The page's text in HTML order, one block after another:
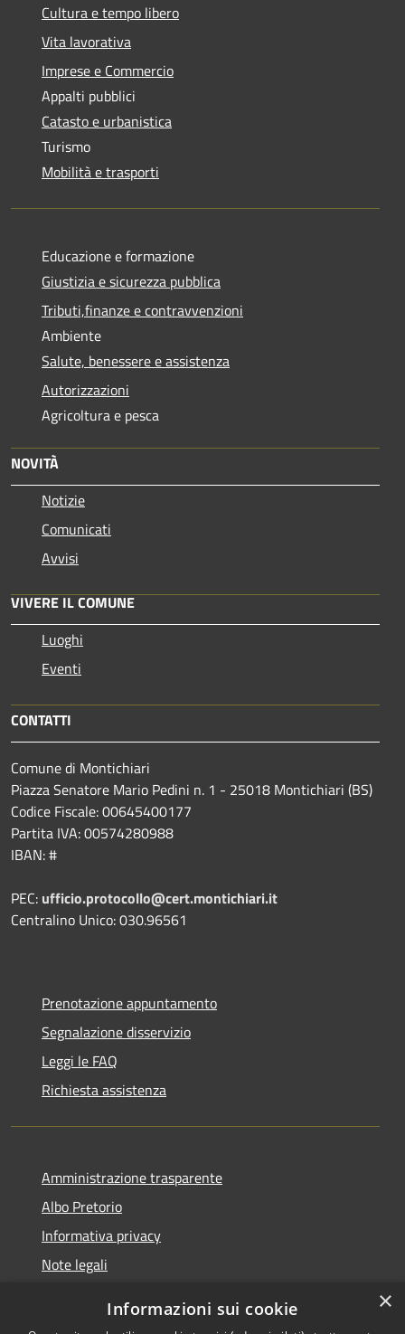
Cultura e tempo libero
Vita lavorativa
Imprese e Commercio
Appalti pubblici
Catasto e urbanistica
Turismo
Mobilità e trasporti
Educazione e formazione
Giustizia e sicurezza pubblica
Tributi,finanze e contravvenzioni
Ambiente
Salute, benessere e assistenza
Autorizzazioni
Agricoltura e pesca
NOVITÀ
Notizie
Comunicati
Avvisi
VIVERE IL COMUNE
Luoghi
Eventi
CONTATTI
Comune di Montichiari
Piazza Senatore Mario Pedini n. 1 - 25018 Montichiari (BS)
Codice Fiscale: 00645400177
Partita IVA: 00574280988
IBAN: #
PEC: ufficio.protocollo@cert.montichiari.it
Centralino Unico: 030.96561
Prenotazione appuntamento
Segnalazione disservizio
Leggi le FAQ
Richiesta assistenza
Amministrazione trasparente
Albo Pretorio
Informativa privacy
Note legali
Whisteblowing
×
Informazioni sui cookie